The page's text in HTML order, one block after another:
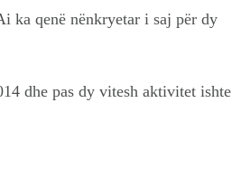
ka qenë nënkryetar i saj për dy
dhe pas dy vitesh aktivitet ishte